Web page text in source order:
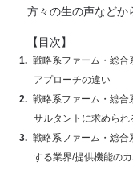
方々の生の声などか
【目次】
戦略系ファーム・総
アプローチの違い
戦略系ファーム・総
サルタントに求められ
戦略系ファーム・総
する業界/提供機能の